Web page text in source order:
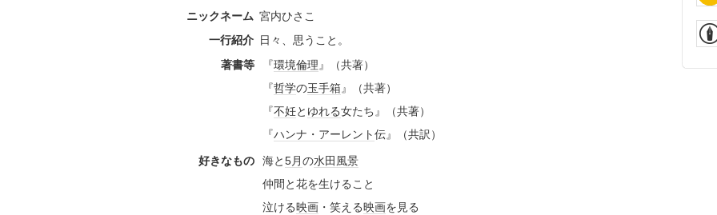
ニックネーム 宮内ひさこ
一行紹介 日々、思うこと。
著書等
『環境倫理』（共著）
『哲学の玉手箱』（共著）
『不妊と ゆれる女たち』（共著）
『ハンナ・アーレント伝』（共訳）
好きなもの 海と5月の水田 風景
仲間と花を生けること
泣ける映画 ・笑える映画を見る